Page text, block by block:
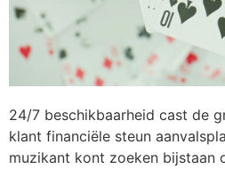
24/7 beschikbaarheid cast de
klant financiële steun
muzikant kont zoeken bijstaan